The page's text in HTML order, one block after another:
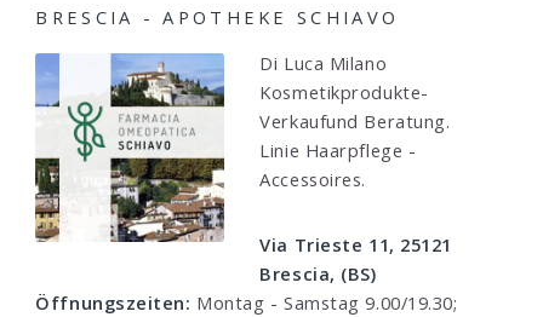
BRESCIA - APOTHEKE SCHIAVO
Di Luca Milano
Kosmetikprodukte-
Verkaufund Beratung.
Linie Haarpflege -
Accessoires.
Via Trieste 11, 25121
Brescia, (BS)
Öffnungszeiten: Montag - Samstag 9.00/19.30;